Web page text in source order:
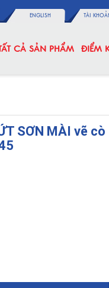
ENGLISH TÀI
CẢ SẢN PHẨM ĐIỂM
SƠN MÀI vẽ cò